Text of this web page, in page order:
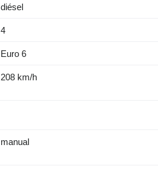
diésel
4
Euro 6
208 km/h
manual